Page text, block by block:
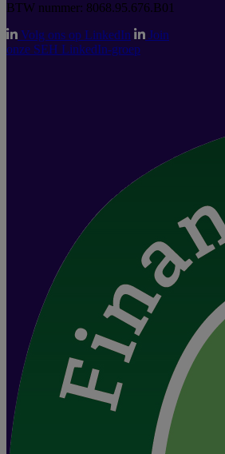
BTW nummer: 8068.95.676.B01
Volg ons op LinkedIn
Join
onze SEH LinkedIn-groep